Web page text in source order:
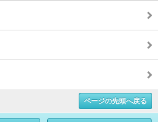
ページの先頭へ戻る